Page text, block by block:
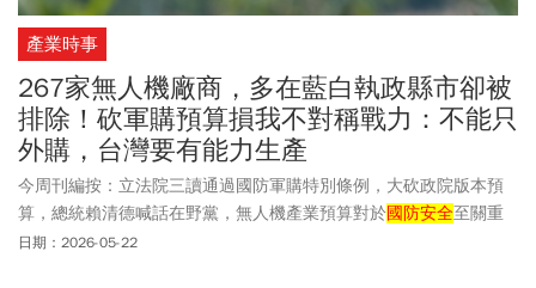
產業時事
267家無人機廠商，多在藍白執政縣市卻被
排除！砍軍購預算損我不對稱戰力：不能只
外購，台灣要有能力生產
今周刊編按：立法院三讀通過國防軍購特別條例，大砍政院版本預
算，總統賴清德喊話在野黨，無人機產業預算對於國防安全至關重
要；在野黨則以「綠友友」影射該產業圖利執政黨相關人士。然
日期：2026-05-22